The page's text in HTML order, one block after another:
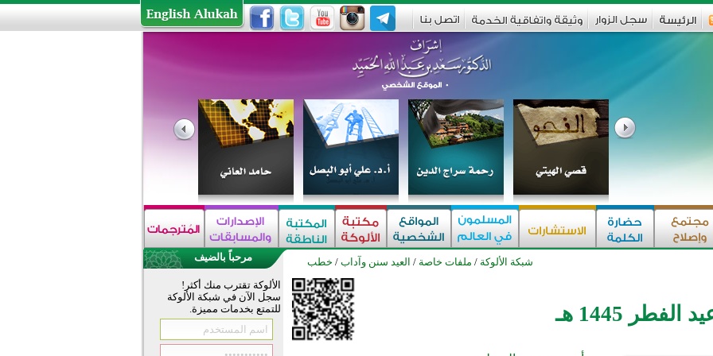
شبكة الألوكة / ملفات خاصة / العيد سنن وآداب / خطب
1445 هـ
مرحباً بالضيف
الألوكة تقترب منك أكثر!
سجل الآن في شبكة الألوكة
للتمتع بخدمات مميزة.